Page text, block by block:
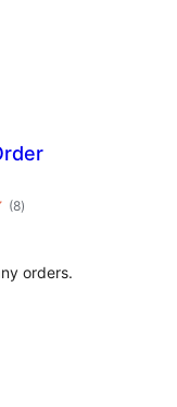
(8toplam
puan
)
orders.